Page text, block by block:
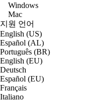
Windows
Mac
지원 언어
English (US)
Español (AL)
Português (BR)
English (EU)
Deutsch
Español (EU)
Français
Italiano